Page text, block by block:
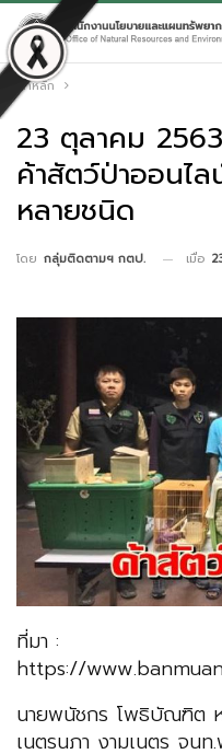
หน้าหลัก
23 ตุลาคม
ค้าสัตว์ป่าออนไ
หลายชนิด
โดย กลุ่มติดตามฯ กตป. เมื่อ
ที่มา :
https://
นายพนัชกร โพธิบัณฑิต
เนตรนภา งามเนตร จน